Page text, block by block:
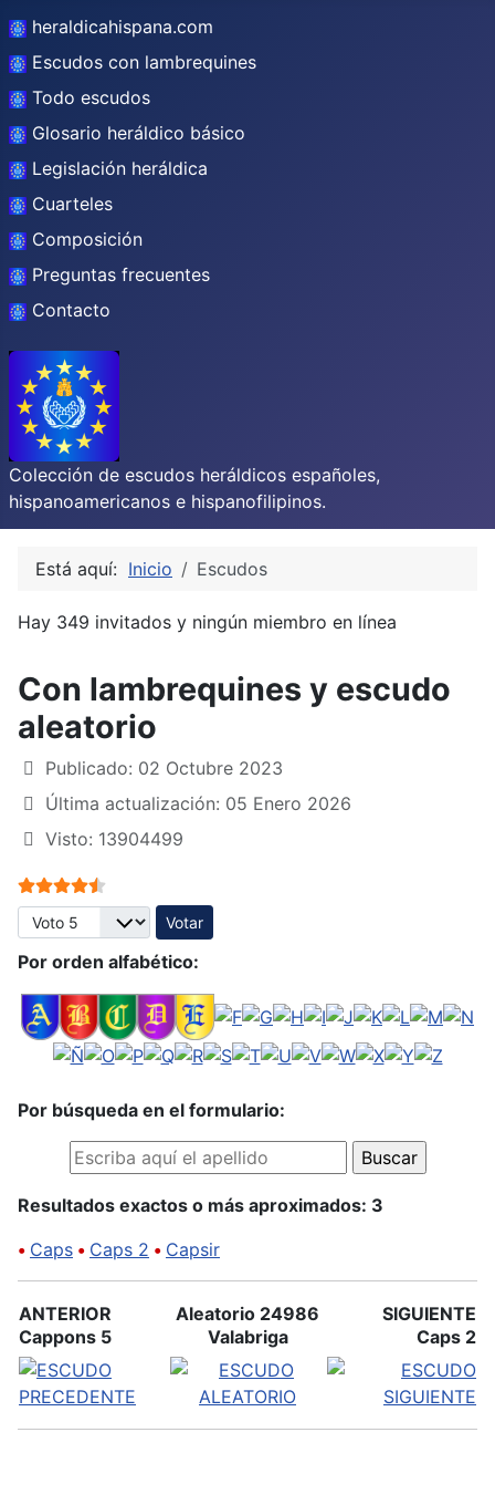
heraldicahispana.com
Escudos con lambrequines
Todo escudos
Glosario heráldico básico
Legislación heráldica
Cuarteles
Composición
Preguntas frecuentes
Contacto
Colección de escudos heráldicos españoles,
hispanoamericanos e hispanofilipinos.
Está aquí: Inicio Escudos
Hay 349 invitados y ningún miembro en línea
Con lambrequines y escudo
aleatorio
Publicado: 02 Octubre 2023
Última actualización: 05 Enero 2026
Visto: 13904499
Ratio:4.5/
Por favor, vote
Por orden alfabético:
Por búsqueda en el formulario:
Resultados exactos o más aproximados: 3
• Caps • Caps 2 • Capsir
ANTERIOR
Cappons 5
Aleatorio 24986
Valabriga
SIGUIENTE
Caps 2